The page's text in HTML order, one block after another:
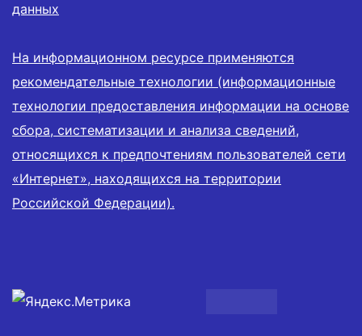
данных
На информационном ресурсе применяются
рекомендательные технологии (информационные
технологии предоставления информации на основе
сбора, систематизации и анализа сведений,
относящихся к предпочтениям пользователей сети
«Интернет», находящихся на территории
Российской Федерации).